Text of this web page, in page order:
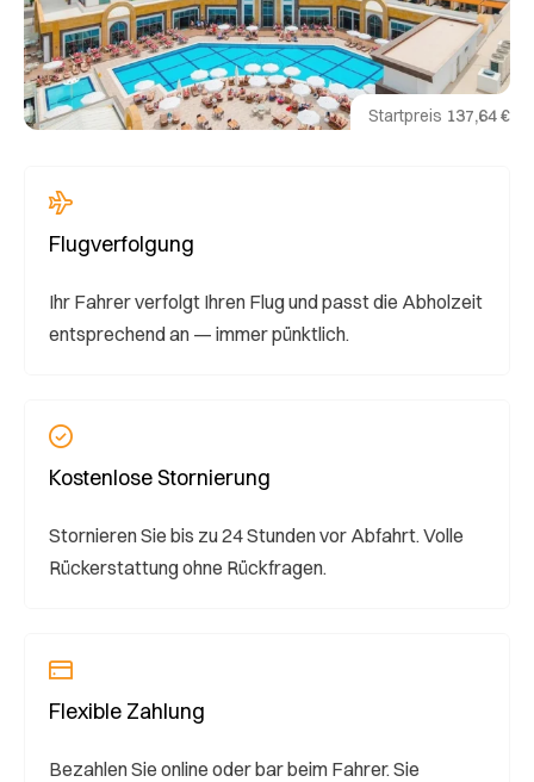
Startpreis 137,64 €
Flugverfolgung
Ihr Fahrer verfolgt Ihren Flug und passt die Abholzeit
entsprechend an — immer pünktlich.
Kostenlose Stornierung
Stornieren Sie bis zu 24 Stunden vor Abfahrt. Volle
Rückerstattung ohne Rückfragen.
Flexible Zahlung
Bezahlen Sie online oder bar beim Fahrer. Sie